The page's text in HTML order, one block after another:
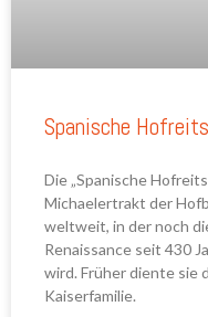
Spanische
Die „Spanische
Michaelertrakt der
weltweit, in der noch
Renaissance seit 430
wird. Früher diente sie
Kaiserfamilie.